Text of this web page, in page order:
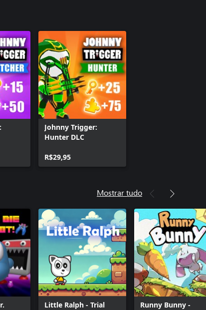
Johnny Trigger:
Hunter DLC
R$29,95
Mostrar tudo
Little Ralph - Trial Runny Bunny -